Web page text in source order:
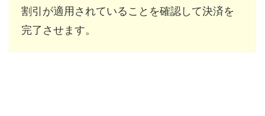
割引が適用されていることを確認して決済を
完了させます。